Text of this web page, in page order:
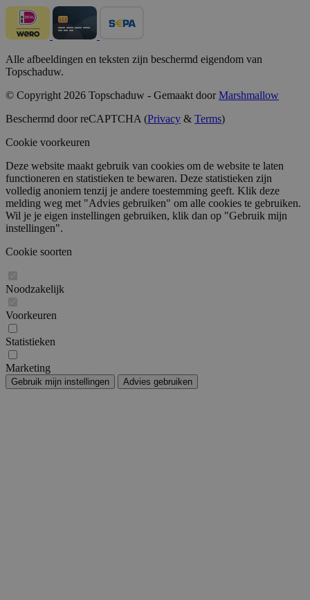
Alle afbeeldingen en teksten zijn beschermd eigendom van
Topschaduw.
© Copyright 2026 Topschaduw - Gemaakt doorMarshmallow
Beschermd door reCAPTCHA (Privacy & Terms)
Cookie voorkeuren
Deze website maakt gebruik van cookies om de website te laten
functioneren en statistieken te bewaren. Deze statistieken zijn
volledig anoniem tenzij je andere toestemming geeft. Klik deze
melding weg met "Advies gebruiken" om alle cookies te gebruiken.
Wil je je eigen instellingen gebruiken, klik dan op "Gebruik mijn
instellingen".
Cookie soorten
Noodzakelijk
Voorkeuren
Statistieken
Marketing
Gebruik mijn instellingen Advies gebruiken